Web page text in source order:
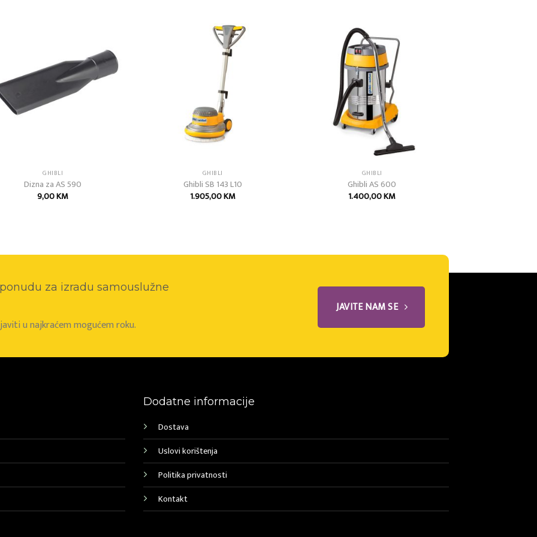
Add to
wishlist
GHIBLI
Dizna za AS 590
9,00KM
GHIBLI
Ghibli SB 143 L10
1.905,00KM
GHIBLI
Ghibli AS 600
1.400,00KM
za izradu samouslužne
u najkraćem mogućem roku.
JAVITE NAM SE
Dodatne informacije
Dostava
Uslovi korištenja
Politika privatnosti
Kontakt